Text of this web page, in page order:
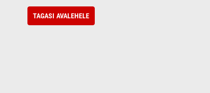
TAGASI AVALEHELE